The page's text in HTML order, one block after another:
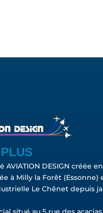
AVIATION DESIGN créée
à Milly la Forêt (Essonne)
Le Chênet depuis